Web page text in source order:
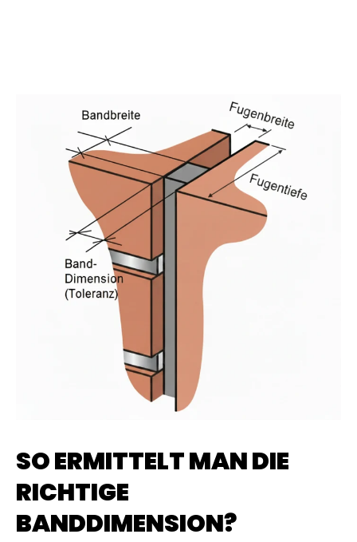
SO ERMITTELT MAN DIE
RICHTIGE
BANDDIMENSION?